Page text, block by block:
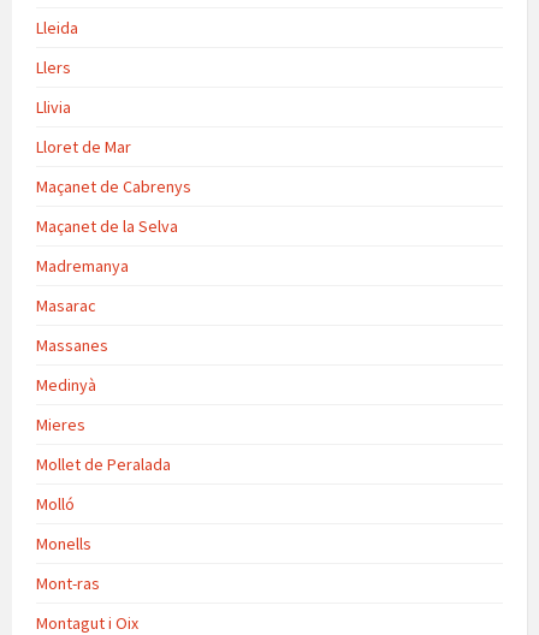
Lleida
Llers
Llivia
Lloret de Mar
Maçanet de Cabrenys
Maçanet de la Selva
Madremanya
Masarac
Massanes
Medinyà
Mieres
Mollet de Peralada
Molló
Monells
Mont-ras
Montagut i Oix